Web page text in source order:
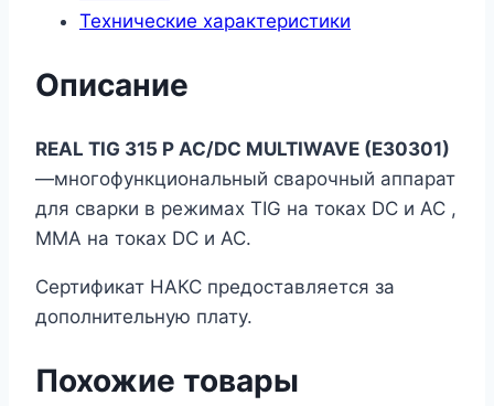
MULTIWAVE
Технические характеристики
Описание
REAL TIG 315 P AC/DC MULTIWAVE (E30301)
—многофункциональный сварочный аппарат
для сварки в режимах TIG на токах DC и AC ,
MMA на токах DC и AC.
Сертификат НАКС предоставляется за
дополнительную плату.
Похожие товары